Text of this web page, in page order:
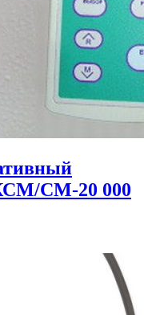
СМ-20 000